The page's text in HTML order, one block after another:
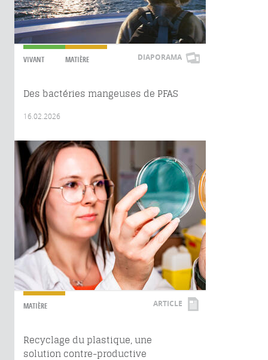
VIVANT MATIÈRE DIAPORAMA
Des bactéries mangeuses de PFAS
16.02.2026
MATIÈRE ARTICLE
Recyclage du plastique, une
solution contre-productive